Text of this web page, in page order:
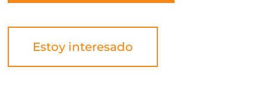
Estoy interesado